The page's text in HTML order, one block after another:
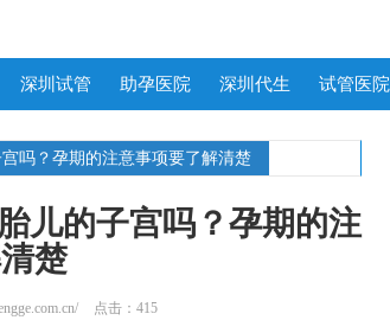
深圳试管 助孕医院 深圳代生 试管医院
吗？孕期的注意事项要了解清楚
儿的子宫吗？孕期的注
楚
点击：415